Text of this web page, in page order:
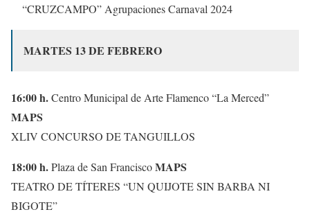
“CRUZCAMPO” Agrupaciones Carnaval 2024
MARTES 13 DE FEBRERO
16:00 h.Centro Municipal de Arte Flamenco “La Merced”
MAPS
XLIV CONCURSO DE TANGUILLOS
18:00 h.Plaza de San FranciscoMAPS
TEATRO DE TÍTERES “UN QUIJOTE SIN BARBA NI
BIGOTE”